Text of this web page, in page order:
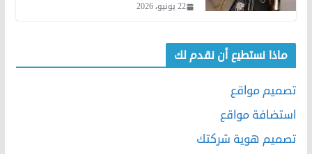
22 يونيو، 2026
ماذا نستطيع أن نقدم لك
تصميم مواقع
استضافة مواقع
تصميم هوية شركتك